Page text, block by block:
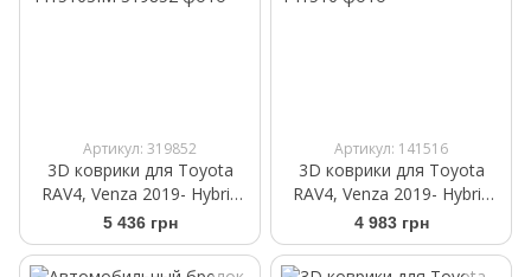
Артикул: 319852
3D коврики для Toyota
RAV4, Venza 2019- Hybrid
черные задние
WeatherTech HP
4415163IM
5 436 грн
Артикул: 141516
3D коврики для Toyota
RAV4, Venza 2019- Hybrid
бежевые задние
WeatherTech 4515163
4 983 грн